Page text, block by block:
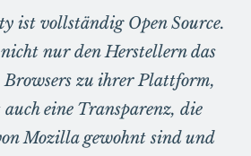
ist vollständig Open Source.
nur den Herstellern das
Browsers zu ihrer Plattform,
eine Transparenz, die
Mozilla gewohnt sind und